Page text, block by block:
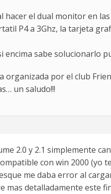
el dual monitor en
P4 a 3Ghz, la tarjeta
sabe solucionarlo
por el club
un saludo!!!
2.0 y 2.1 simplemente
con win 2000 (yo
me daba error al
detalladamente este